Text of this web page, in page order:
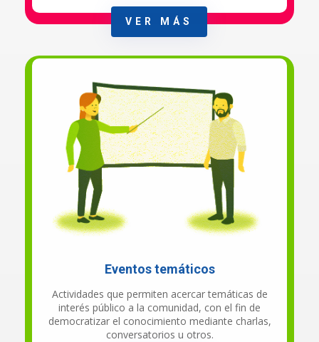
VER MÁS
Eventos temáticos
Actividades que permiten acercar temáticas de
interés público a la comunidad, con el fin de
democratizar el conocimiento mediante charlas,
conversatorios u otros.